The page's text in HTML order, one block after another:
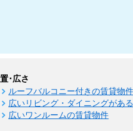
･広さ
ルーフバルコニー付きの賃貸物件
広いリビング・ダイニングがあ
広いワンルームの賃貸物件